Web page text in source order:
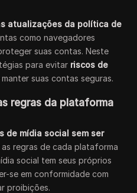
atualizações da política de
como navegadores
suas contas. Neste
para evitar riscos de
manter suas contas seguras.
regras da plataforma
de mídia social sem ser
as regras de cada plataforma
social tem seus próprios
se em conformidade com
proibições.